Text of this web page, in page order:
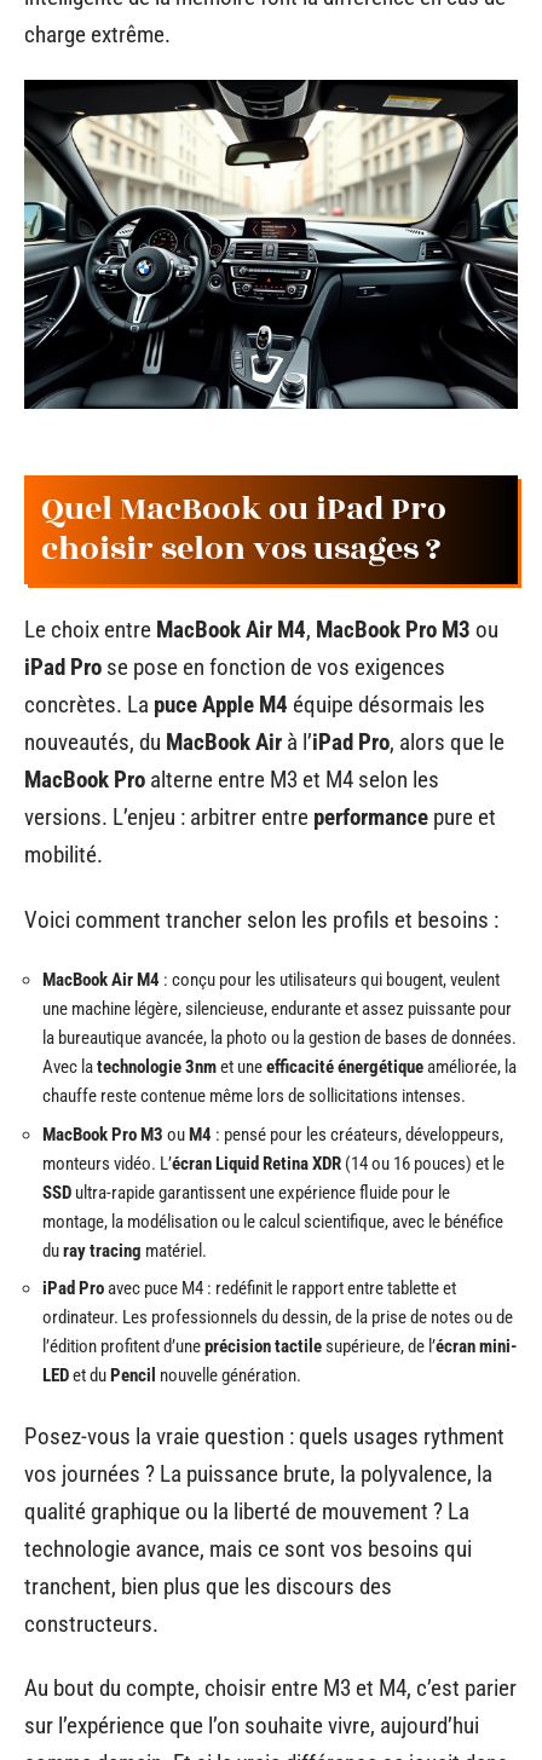
charge extrême.
Quel MacBook ou iPad Pro
choisir selon vos usages ?
Le choix entre MacBook Air M4, MacBook Pro M3 ou
iPad Pro se pose en fonction de vos exigences
concrètes. La puce Apple M4 équipe désormais les
nouveautés, du MacBook Air à l’iPad Pro, alors que le
MacBook Pro alterne entre M3 et M4 selon les
versions. L’enjeu : arbitrer entre performance pure et
mobilité.
Voici comment trancher selon les profils et besoins :
MacBook Air M4 : conçu pour les utilisateurs qui bougent, veulent
une machine légère, silencieuse, endurante et assez puissante pour
la bureautique avancée, la photo ou la gestion de bases de données.
Avec latechnologie 3nmet uneefficacité énergétiqueaméliorée, la
chauffe reste contenue même lors de sollicitations intenses.
MacBook Pro M3 ouM4 : pensé pour les créateurs, développeurs,
monteurs vidéo. L’écran Liquid Retina XDR (14 ou 16 pouces) et le
SSD ultra-rapide garantissent une expérience fluide pour le
montage, la modélisation ou le calcul scientifique, avec le bénéfice
duray tracing matériel.
iPad Proavec puce M4 : redéfinit le rapport entre tablette et
ordinateur. Les professionnels du dessin, de la prise de notes ou de
l’édition profitent d’uneprécision tactilesupérieure, de l’écran mini-
LEDet duPencil nouvelle génération.
Posez-vous la vraie question : quels usages rythment
vos journées ? La puissance brute, la polyvalence, la
qualité graphique ou la liberté de mouvement ? La
technologie avance, mais ce sont vos besoins qui
tranchent, bien plus que les discours des
constructeurs.
Au bout du compte, choisir entre M3 et M4, c’est parier
sur l’expérience que l’on souhaite vivre, aujourd’hui